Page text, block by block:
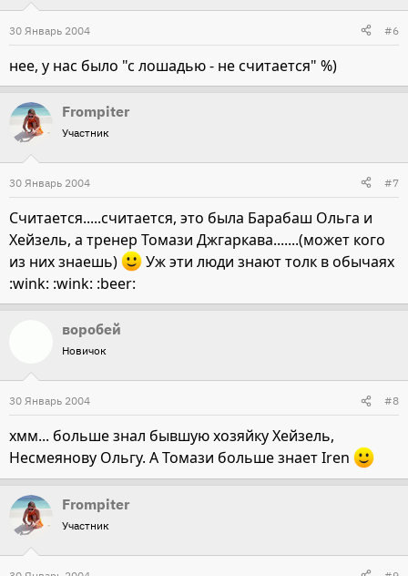
30 Январь 2004 #6
нее, у нас было "с лошадью - не считается" %)
Frompiter
Участник
30 Январь 2004 #7
Считается.....считается, это была Барабаш Ольга и
Хейзель, а тренер Томази Джгаркава.......(может кого
из них знаешь)
Уж эти люди знают толк в обычаях
:wink: :wink: :beer:
воробей
Новичок
30 Январь 2004 #8
хмм... больше знал бывшую хозяйку Хейзель,
Несмеянову Ольгу. А Томази больше знает Iren
Frompiter
Участник